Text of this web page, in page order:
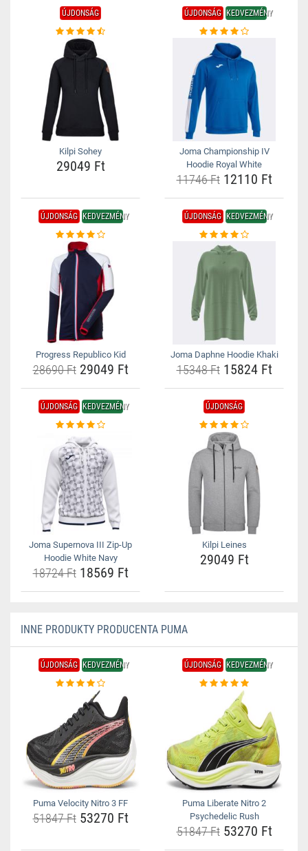
ÚJDONSÁG
Kilpi Sohey
29049 Ft
ÚJDONSÁG KEDVEZMÉNY
Joma Championship IV
Hoodie Royal White
11746 Ft12110 Ft
ÚJDONSÁG KEDVEZMÉNY
Progress Republico Kid
28690 Ft29049 Ft
ÚJDONSÁG KEDVEZMÉNY
Joma Daphne Hoodie Khaki
15348 Ft15824 Ft
ÚJDONSÁG KEDVEZMÉNY
Joma Supernova III Zip-Up
Hoodie White Navy
18724 Ft18569 Ft
ÚJDONSÁG
Kilpi Leines
29049 Ft
INNE PRODUKTY PRODUCENTA PUMA
ÚJDONSÁG KEDVEZMÉNY
Puma Velocity Nitro 3 FF
51847 Ft53270 Ft
ÚJDONSÁG KEDVEZMÉNY
Puma Liberate Nitro 2
Psychedelic Rush
51847 Ft53270 Ft